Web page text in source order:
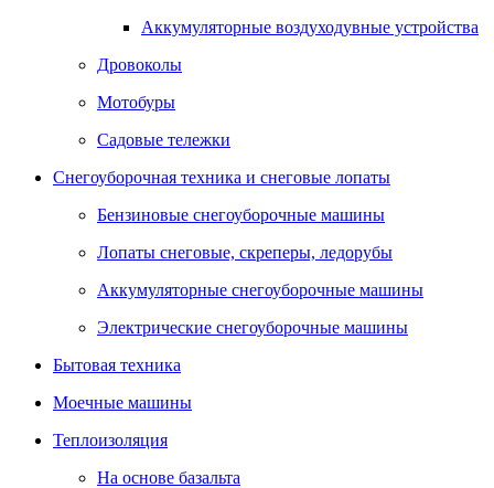
Аккумуляторные воздуходувные устройства
Дровоколы
Мотобуры
Садовые тележки
Снегоуборочная техника и снеговые лопаты
Бензиновые снегоуборочные машины
Лопаты снеговые, скреперы, ледорубы
Аккумуляторные снегоуборочные машины
Электрические снегоуборочные машины
Бытовая техника
Моечные машины
Теплоизоляция
На основе базальта